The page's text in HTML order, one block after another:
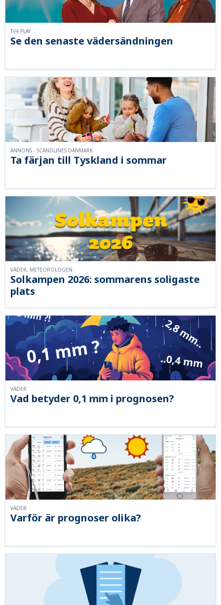
Se den senaste vädersändningen
TV4 PLAY
Ta färjan till Tyskland i sommar
ANNONS - SCANDLINES DANMARK
Solkampen 2026: sommarens soligaste
plats
VÄDER, METEOROLOGEN
Vad betyder 0,1 mm i prognosen?
VÄDER
Varför är prognoser olika?
VÄDER